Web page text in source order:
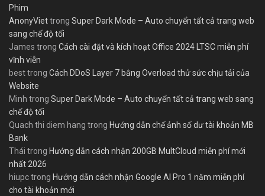
Phim
AnonyViettrong Super Dark Mode – Auto chuyển tất cả trang web
sang chế độ tối
James trong Cách cài đặt và kích hoạt Office 2024 LTSC miễn phí
vĩnh viễn
besttrong Cách DDoS Layer 7 bằng Overload thử sức chịu tải của
Website
Minh trong Super Dark Mode – Auto chuyển tất cả trang web sang
chế độ tối
Quach thi diem hang trong Hướng dẫn chế ảnh số dư tài khoản MB
Bank
Thái trong Hướng dẫn cách nhận 200GB MultCloud miễn phí mới
nhất 2026
hiupctrong Hướng dẫn cách nhận Google AI Pro 1 năm miễn phí
cho tài khoản mới